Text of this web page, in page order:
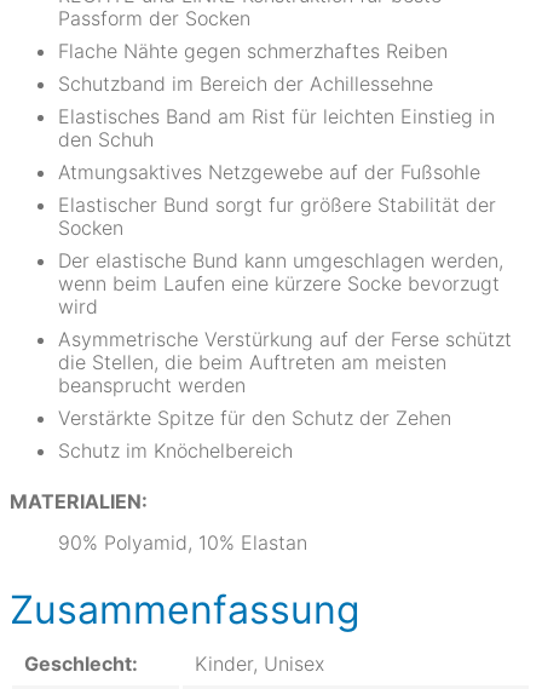
Passform der Socken
Flache Nähte gegen schmerzhaftes Reiben
Schutzband im Bereich der Achillessehne
Elastisches Band am Rist für leichten Einstieg in
den Schuh
Atmungsaktives Netzgewebe auf der Fußsohle
Elastischer Bund sorgt fur größere Stabilität der
Socken
Der elastische Bund kann umgeschlagen werden,
wenn beim Laufen eine kürzere Socke bevorzugt
wird
Asymmetrische Verstürkung auf der Ferse schützt
die Stellen, die beim Auftreten am meisten
beansprucht werden
Verstärkte Spitze für den Schutz der Zehen
Schutz im Knöchelbereich
MATERIALIEN:
90% Polyamid, 10% Elastan
Zusammenfassung
Geschlecht:
Kinder, Unisex